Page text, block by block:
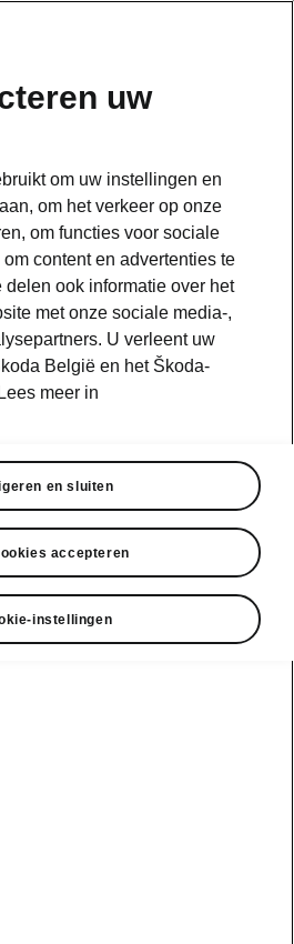
uw
om uw instellingen en
om het verkeer op onze
om functies voor sociale
content en advertenties te
delen ook informatie over het
met onze sociale media-,
U verleent uw
België en het Škoda-
meer in
en sluiten
accepteren
instellingen